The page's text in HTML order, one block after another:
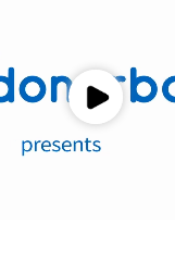
Play